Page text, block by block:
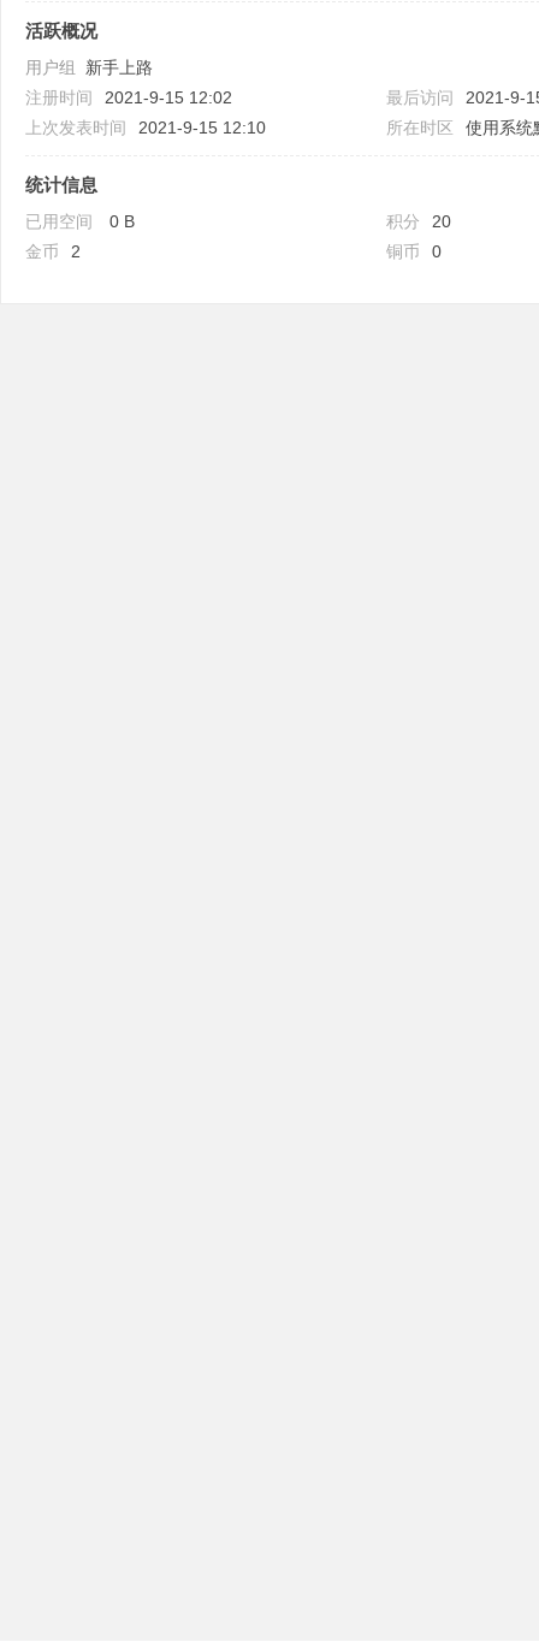
活跃概况
用户组 新手上路
注册时间
2021-9-15 12:02 最后访问
2021-9-
上次发表时间
2021-9-15 12:10 所在时区 使用系统
统计信息
已用空间 0 B 积分
20
金币
2 铜币 0